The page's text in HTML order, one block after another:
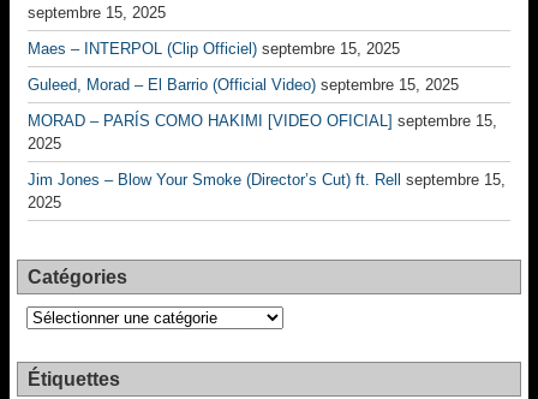
septembre 15, 2025
Maes – INTERPOL (Clip Officiel) septembre 15, 2025
Guleed, Morad – El Barrio (Official Video) septembre 15, 2025
MORAD – PARÍS COMO HAKIMI [VIDEO OFICIAL] septembre 15,
2025
Jim Jones – Blow Your Smoke (Director’s Cut) ft. Rell
septembre 15,
2025
Catégories
Catégories
Étiquettes